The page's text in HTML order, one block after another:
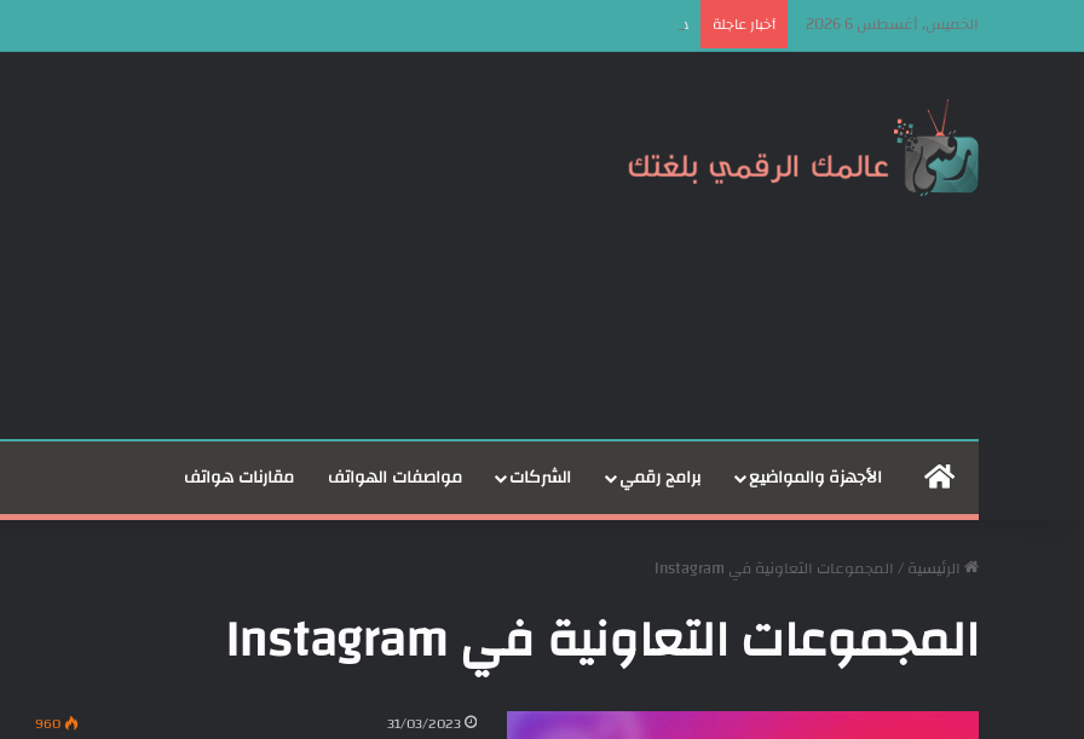
الخميس, أغسطس 6 2026 أخبار عاجلة هونر تكشف عن هويتها الجديدة وشعار Dare to Be بعد نمو أعمالها 25%
الرئيسيةالأجهزة والمواضيع برامج رقمي الشركات مواصفات الهواتف مقارنات هواتف
الرئيسية/ المجموعات التعاونية في Instagram
المجموعات التعاونية في Instagram
31/03/2023
960